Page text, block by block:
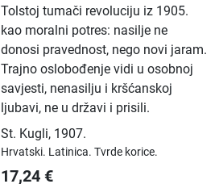
Tolstoj tumači revoluciju iz 1905.
kao moralni potres: nasilje ne
donosi pravednost, nego novi jaram.
Trajno oslobođenje vidi u osobnoj
savjesti, nenasilju i kršćanskoj
ljubavi, ne u državi i prisili.
St. Kugli, 1907.
Hrvatski. Latinica.Tvrde korice.
17,24 €